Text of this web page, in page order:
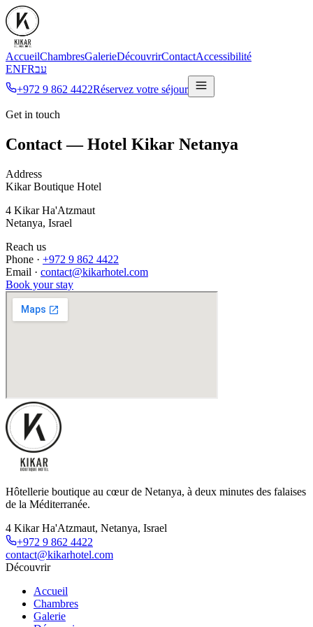
AccueilChambresGalerieDécouvrirContactAccessibilité
ENFRעב
+972 9 862 4422Réservez votre séjour
Get in touch
Contact — Hotel Kikar Netanya
Address
Kikar Boutique Hotel
4 Kikar Ha'Atzmaut
Netanya, Israel
Reach us
Phone · +972 9 862 4422
Email · contact@kikarhotel.com
Book your stay
Hôtellerie boutique au cœur de Netanya, à deux minutes des falaises
de la Méditerranée.
4 Kikar Ha'Atzmaut, Netanya, Israel
+972 9 862 4422
contact@kikarhotel.com
Découvrir
Accueil
Chambres
Galerie